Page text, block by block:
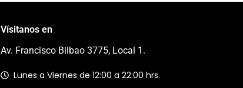
Vísitanos en
Av. Francisco Bilbao 3775, Local 1.
Lunes a Viernes de 12:00 a 22:00 hrs.